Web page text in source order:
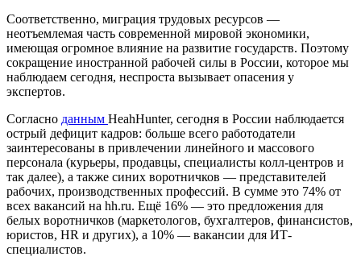
Соответственно, миграция трудовых ресурсов —
неотъемлемая часть современной мировой экономики,
имеющая огромное влияние на развитие государств. Поэтому
сокращение иностранной рабочей силы в России, которое мы
наблюдаем сегодня, неспроста вызывает опасения у
экспертов.
Согласно данным HeahHunter, сегодня в России наблюдается
острый дефицит кадров: больше всего работодатели
заинтересованы в привлечении линейного и массового
персонала (курьеры, продавцы, специалисты колл-центров и
так далее), а также синих воротничков — представителей
рабочих, производственных профессий. В сумме это 74% от
всех вакансий на hh.ru. Ещё 16% — это предложения для
белых воротничков (маркетологов, бухгалтеров, финансистов,
юристов, HR и других), а 10% — вакансии для ИТ-
специалистов.